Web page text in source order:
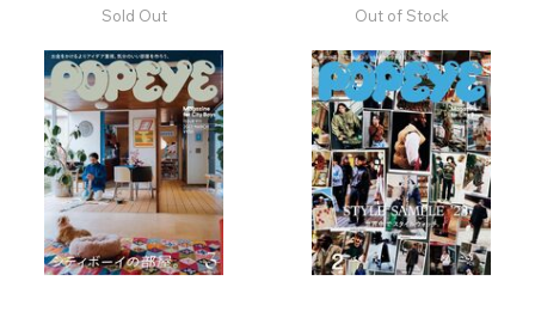
Sold Out Out of Stock